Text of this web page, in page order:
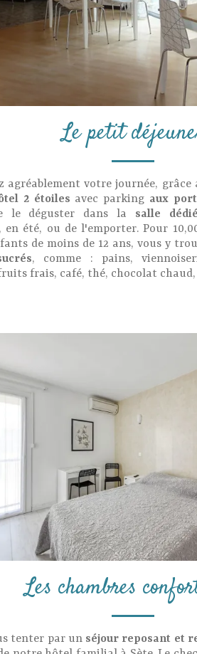
Le petit
agréablement votre journée, grâce
2 étoiles avec parking aux
le déguster dans la salle
, en été, ou de l'emporter. Pour
de moins de 12 ans, vous y
, comme : pains,
frais, café, thé, chocolat
Les chambres
tenter par un séjour reposant et